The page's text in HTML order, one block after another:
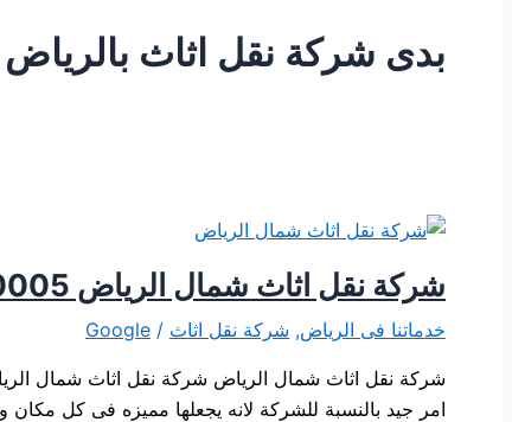
بدى شركة نقل اثاث بالرياض
شركة نقل اثاث شمال الرياض 0507240005
خدماتنا فى الرياض, شركة نقل اثاث /
Google
شركة نقل اثاث شمال الرياض شركة نقل اثاث شمال
امر جيد بالنسبة للشركة لانه يجعلها مميزه فى كل